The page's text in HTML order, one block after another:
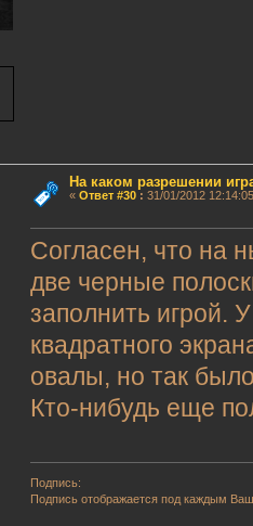
На каком разрешении
« Ответ #30: 31/01/2012
Согласен, что на
две черные
заполнить игрой.
квадратного
овалы, но так
Кто-нибудь еще
Подпись:
Подпись отображается под каждым